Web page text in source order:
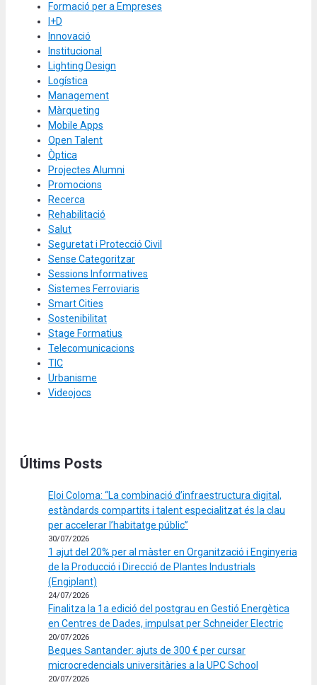
Formació per a Empreses
I+D
Innovació
Institucional
Lighting Design
Logística
Management
Màrqueting
Mobile Apps
Open Talent
Òptica
Projectes Alumni
Promocions
Recerca
Rehabilitació
Salut
Seguretat i Protecció Civil
Sense Categoritzar
Sessions Informatives
Sistemes Ferroviaris
Smart Cities
Sostenibilitat
Stage Formatius
Telecomunicacions
TIC
Urbanisme
Videojocs
Últims Posts
Eloi Coloma: “La combinació d’infraestructura digital,
estàndards compartits i talent especialitzat és la clau
per accelerar l’habitatge públic”
30/07/2026
1 ajut del 20% per al màster en Organització i Enginyeria
de la Producció i Direcció de Plantes Industrials
(Engiplant)
24/07/2026
Finalitza la 1a edició del postgrau en Gestió Energètica
en Centres de Dades, impulsat per Schneider Electric
20/07/2026
Beques Santander: ajuts de 300 € per cursar
microcredencials universitàries a la UPC School
20/07/2026